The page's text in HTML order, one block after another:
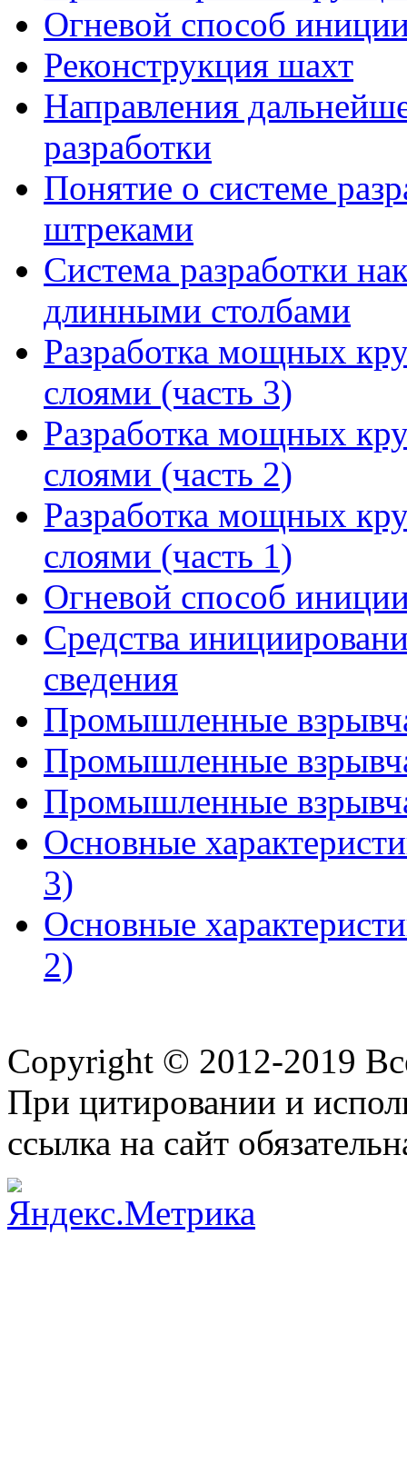
Огневой способ
Реконструкция шахт
Направления
разработки
Понятие о системе
штреками
Система разработки
длинными столбами
Разработка мощных
слоями (часть 3)
Разработка мощных
слоями (часть 2)
Разработка мощных
слоями (часть 1)
Огневой способ
Средства
сведения
Промышленные
Промышленные
Промышленные
Основные
3)
Основные
2)
Copyright © 2012-2019
При цитировании и
ссылка на сайт